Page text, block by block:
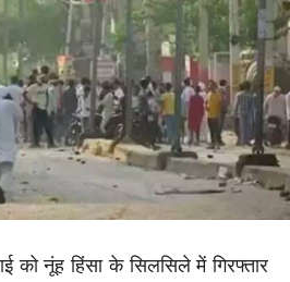
को नूंह हिंसा के सिलसिले में गिरफ्तार